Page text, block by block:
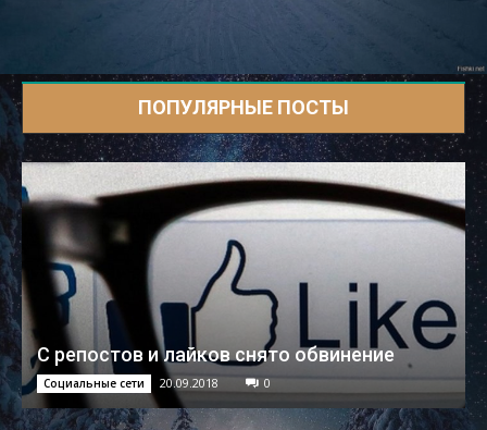
ПОПУЛЯРНЫЕ ПОСТЫ
С репостов и лайков снято обвинение
Социальные сети 20.09.2018 0